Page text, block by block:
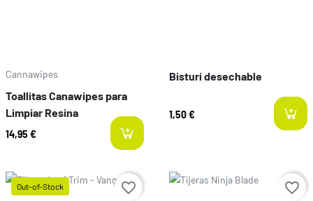
Cannawipes
Toallitas Canawipes para
Limpiar Resina
14,95 €
Bisturí desechable
1,50 €
Out-of-Stock favorite_border Prix favorite_border